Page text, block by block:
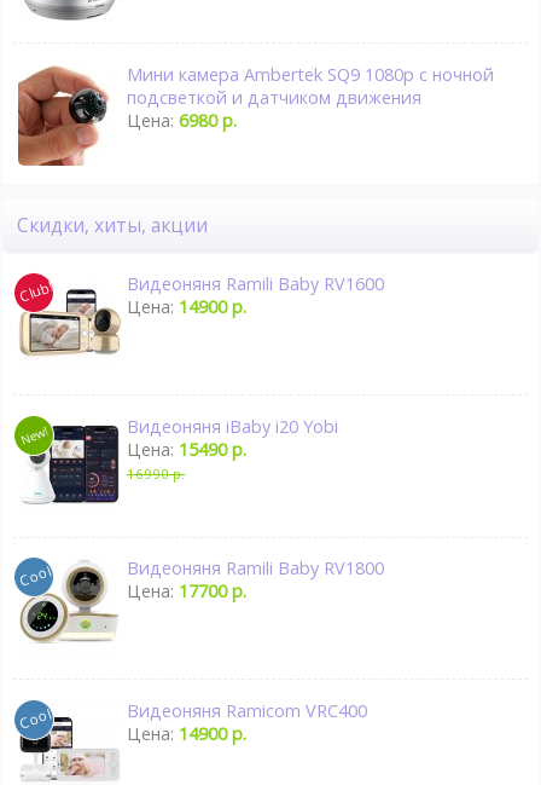
Мини камера Ambertek SQ9 1080p с ночной
подсветкой и датчиком движения
Цена:6980 р.
Скидки, хиты, акции
Видеоняня Ramili Baby RV1600
Цена: 14900 р.
Видеоняня iBaby i20 Yobi
Цена: 15490 р.
16990 р.
Видеоняня Ramili Baby RV1800
Цена: 17700 р.
Видеоняня Ramicom VRC400
Цена: 14900 р.